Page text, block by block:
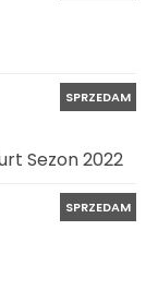
SPRZEDAM
Sezon 2022
SPRZEDAM